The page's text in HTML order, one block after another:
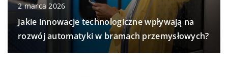
2 marca 2026
Jakie innowacje technologiczne wpływają na
rozwój automatyki w bramach przemysłowych?